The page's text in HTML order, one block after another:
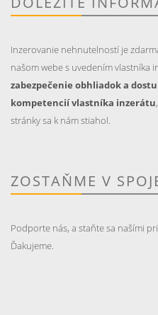
Inzerovanie nehnutelností je
našom webe s uvedením vlastníka
zabezpečenie obhliadok a
kompetencií vlastníka inzerátu
stránky sa k nám stiahol.
ZOSTAŇME V
Podporte nás, a staňte sa našími
Ďakujeme.